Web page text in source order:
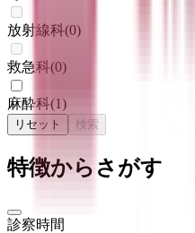
放射線科(0)
救急科(0)
麻酔科(1)
リセット 検索
特徴からさがす
診察時間